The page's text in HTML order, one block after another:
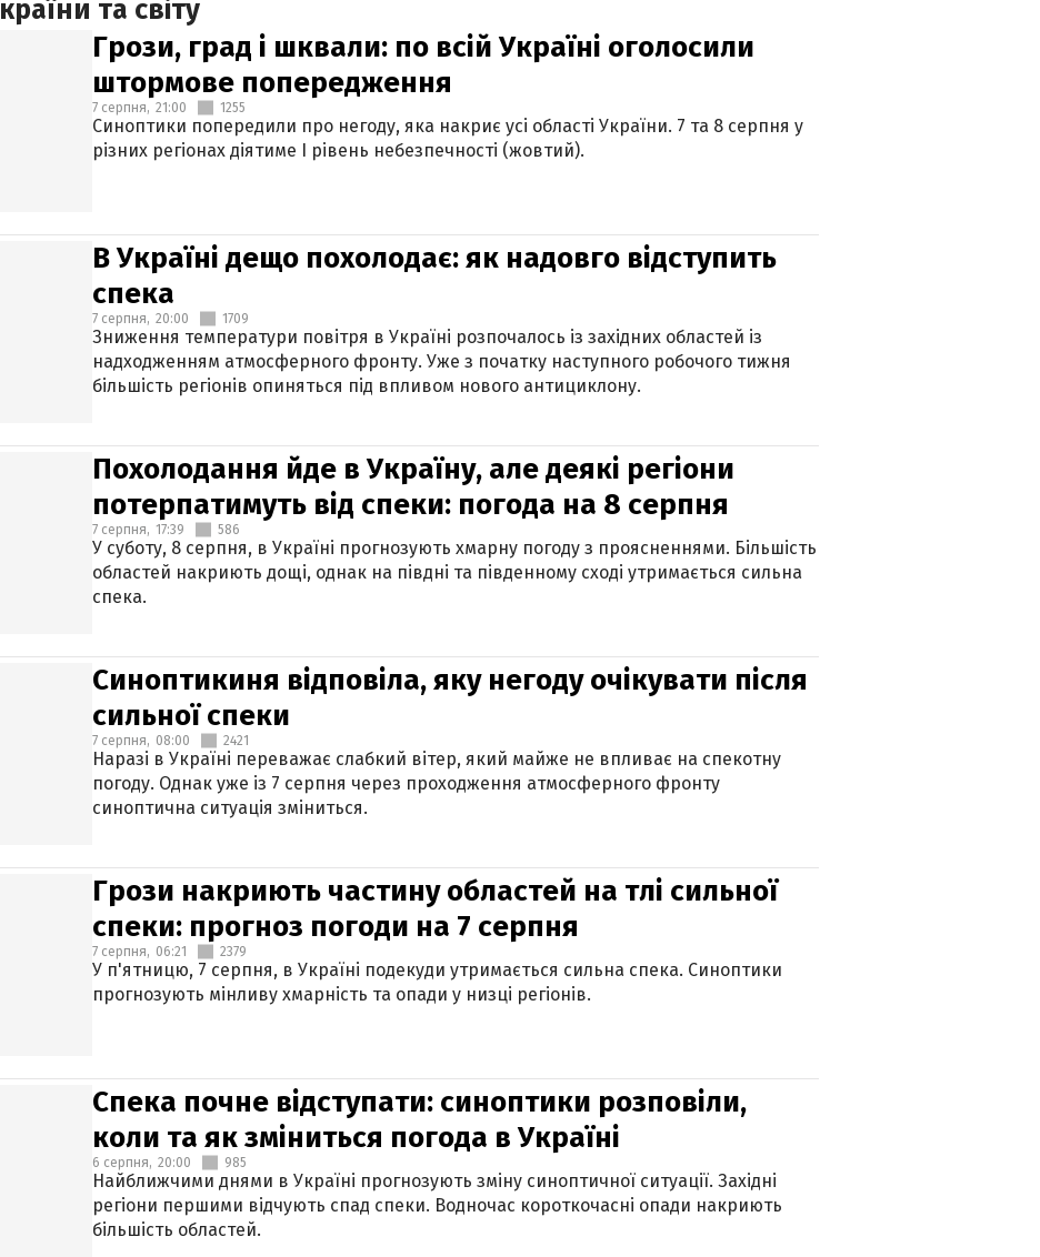
та світу
Грози, град і шквали: по всій Україні оголосили
штормове попередження
7 серпня, 21:00 1255
Синоптики попередили про негоду, яка накриє усі області України. 7 та 8 серпня у
різних регіонах діятиме І рівень небезпечності (жовтий).
В Україні дещо похолодає: як надовго відступить
спека
7 серпня, 20:00 1709
Зниження температури повітря в Україні розпочалось із західних областей із
надходженням атмосферного фронту. Уже з початку наступного робочого тижня
більшість регіонів опиняться під впливом нового антициклону.
Похолодання йде в Україну, але деякі регіони
потерпатимуть від спеки: погода на 8 серпня
7 серпня, 17:39 586
У суботу, 8 серпня, в Україні прогнозують хмарну погоду з проясненнями. Більшість
областей накриють дощі, однак на півдні та південному сході утримається сильна
спека.
Синоптикиня відповіла, яку негоду очікувати після
сильної спеки
7 серпня, 08:00 2421
Наразі в Україні переважає слабкий вітер, який майже не впливає на спекотну
погоду. Однак уже із 7 серпня через проходження атмосферного фронту
синоптична ситуація зміниться.
Грози накриють частину областей на тлі сильної
спеки: прогноз погоди на 7 серпня
7 серпня, 06:21 2379
У п'ятницю, 7 серпня, в Україні подекуди утримається сильна спека. Синоптики
прогнозують мінливу хмарність та опади у низці регіонів.
Спека почне відступати: синоптики розповіли,
коли та як зміниться погода в Україні
6 серпня, 20:00 985
Найближчими днями в Україні прогнозують зміну синоптичної ситуації. Західні
регіони першими відчують спад спеки. Водночас короткочасні опади накриють
більшість областей.